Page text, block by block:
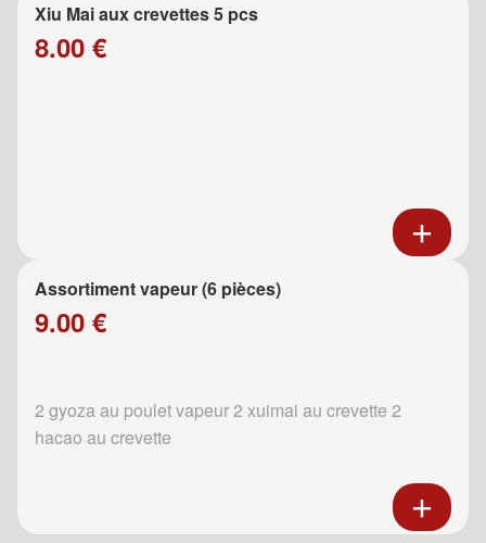
Xiu Mai aux crevettes 5 pcs
8.00 €
Assortiment vapeur (6 pièces)
9.00 €
2 gyoza au poulet vapeur 2 xuimai au crevette 2
hacao au crevette